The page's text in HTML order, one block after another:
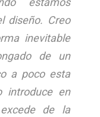
diseño. Creo
inevitable
de un
a poco esta
introduce en
de la